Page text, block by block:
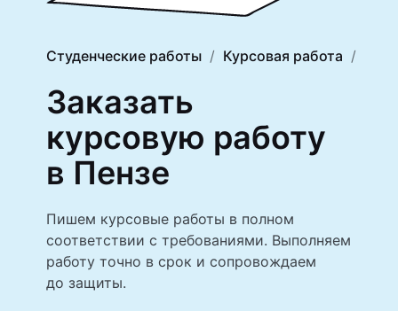
Студенческие работы Курсовая работа
Заказать
курсовую работу
в Пензе
Пишем курсовые работы в полном
соответствии с требованиями. Выполняем
работу точно в срок и сопровождаем
до защиты.